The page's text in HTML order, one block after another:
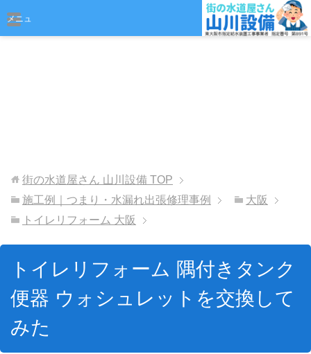
メニュ
街の水道屋さん 山川設備 TOP
施工例｜つまり・水漏れ出張修理事例
大阪
トイレリフォーム 大阪
トイレリフォーム 隅付きタンク
便器 ウォシュレットを交換して
みた